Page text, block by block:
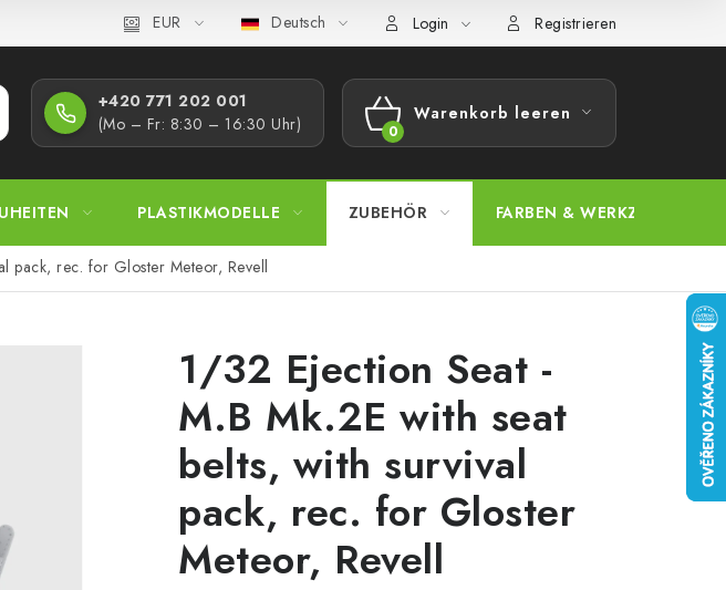
Konditionen Datenschutzbestimmungen Beschwerdeverfahren Großhandel
EUR Deutsch Login Registrieren
+420 771 202 001​
(Mo – Fr: 8:30 – 16:30 Uhr)
WARENKORB
Warenkorb leeren
PLASTIKMODELLE ZUBEHÖR FARBEN & WERKZEUGE
pack, rec. for Gloster Meteor, Revell
1/32 Ejection Seat -
M.B Mk.2E with seat
belts, with survival
pack, rec. for Gloster
Meteor, Revell